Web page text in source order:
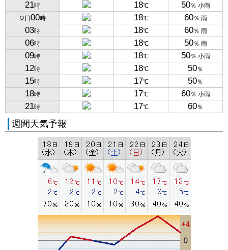
21時 18℃ 50％ 小雨
○ 日 00時 18℃ 60％ 雨
03時 18℃ 60％ 雨
06時 18℃ 50％ 雨
09時 18℃ 50％ 小雨
12時 18℃ 50％
15時 17℃ 50％
18時 17℃ 60％ 小雨
21時 17℃ 60％
週間天気予報